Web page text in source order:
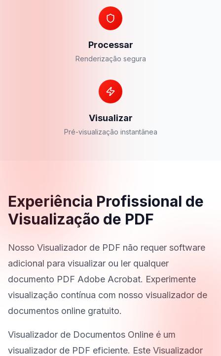
Processar
Renderização segura
Visualizar
Pré-visualização instantânea
Experiência Profissional de
Visualização de PDF
Nosso Visualizador de PDF não requer software
adicional para visualizar ou ler qualquer
documento PDF Adobe Acrobat. Experimente
visualização contínua com nosso visualizador de
documentos online gratuito.
Visualizador de Documentos Online é um
visualizador de PDF eficiente. Este Visualizador